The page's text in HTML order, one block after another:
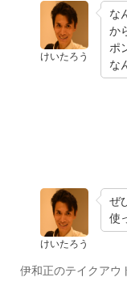
けいたろう
な
か
ポ
な
けいたろう
ぜ
使
伊和正のテイクアウ